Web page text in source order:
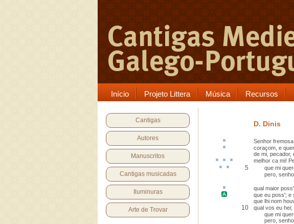
Início Projeto Littera Música Recursos
Cantigas
Autores
Manuscritos
Cantigas musicadas
Iluminuras
Arte de Trovar
D. Dinis
Senhor
coraçom, e
de mi, pecador,
melhor ca mi!
5 que mi
pero,
qual maior
que eu poss'; e
que lhi nom
10
qual vos eu
que mi
pero,